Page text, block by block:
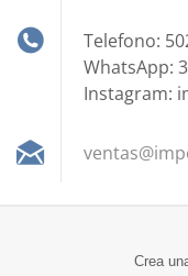
Telefono:
WhatsApp:
Instagram:
ventas@i
Crea